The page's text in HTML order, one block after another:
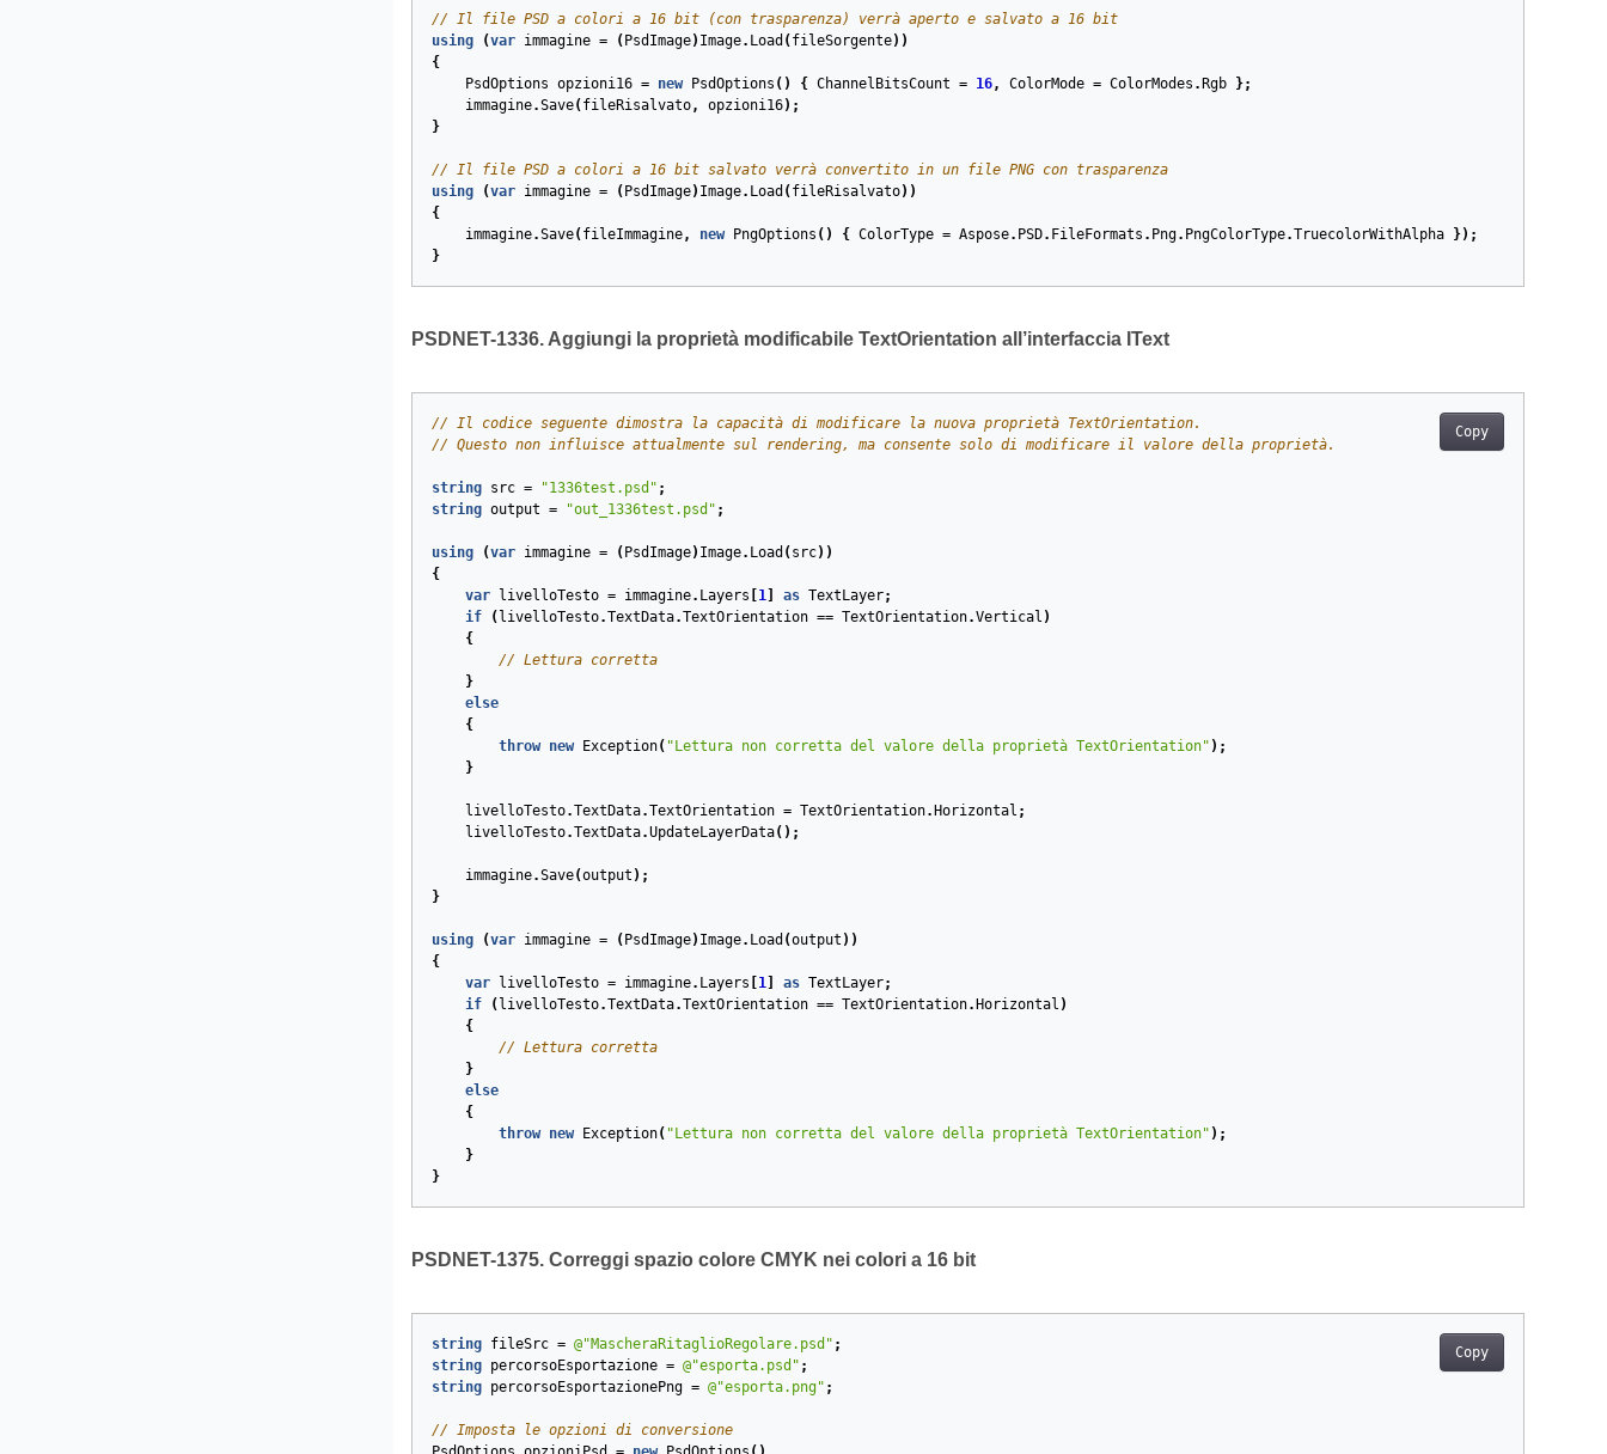
// Il file PSD a colori a 16 bit (con trasparenza) verrà aperto e salvato a 16 bit
using
(var immagine = ( PsdImage) Image. Load ( fileSorgente))
{
PsdOptions opzioni16 = new PsdOptions () { ChannelBitsCount = 16, ColorMode = ColorModes . Rgb
};
immagine.Save( fileRisalvato, opzioni16);
}
// Il file PSD a colori a 16 bit salvato verrà convertito in un file PNG con trasparenza
using
(var immagine = ( PsdImage) Image. Load ( fileRisalvato))
{
immagine.Save( fileImmagine, new PngOptions () { ColorType = Aspose. PSD. FileFormats . Png. PngColorType.TruecolorWithAlpha
});
}
PSDNET-1336. Aggiungi la proprietà modificabile TextOrientation all’interfaccia IText
Copy
// Il codice seguente dimostra la capacità di modificare la nuova proprietà TextOrientation.
// Questo non influisce attualmente sul rendering, ma consente solo di modificare il valore della proprietà.
string src = "1336test.psd" ;
string output = "out_1336test.psd" ;
using (var immagine = ( PsdImage) Image. Load ( src))
{
var
livelloTesto = immagine. Layers 1] as TextLayer;
if
( livelloTesto.TextData.TextOrientation == TextOrientation.Vertical )
{
// Lettura corretta
}
else
{
throw
new Exception( "Lettura non corretta del valore della proprietà TextOrientation" );
}
livelloTesto.TextData.TextOrientation = TextOrientation. Horizontal ;
livelloTesto.TextData.UpdateLayerData();
immagine.Save(output );
}
using (var immagine = ( PsdImage) Image. Load (output ))
{
var
livelloTesto = immagine. Layers 1] as TextLayer;
if
( livelloTesto.TextData.TextOrientation == TextOrientation. Horizontal )
{
// Lettura corretta
}
else
{
throw
new Exception( "Lettura non corretta del valore della proprietà TextOrientation" );
}
}
PSDNET-1375. Correggi spazio colore CMYK nei colori a 16 bit
Copy
string fileSrc = @"MascheraRitaglioRegolare.psd" ;
string
percorsoEsportazione = @"esporta.psd" ;
string
percorsoEsportazionePng = @"esporta.png" ;
// Imposta le opzioni di conversione